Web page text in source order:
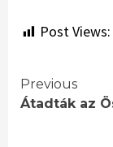
Post Views:
Previous
Átadták az